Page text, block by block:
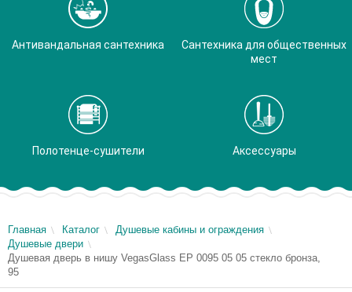
Антивандальная сантехника
Сантехника для общественных
мест
Полотенце-сушители Аксессуары
Главная Каталог
Душевые кабины и ограждения
Душевые двери
Душевая дверь в нишу VegasGlass EP 0095 05 05 стекло бронза,
95